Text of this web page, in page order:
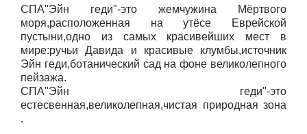
СПА"Эйн геди"-это жемчужина Мёртвого
моря,расположенная на утёсе Еврейской
пустыни,одно из самых красивейших мест в
мире:ручьи Давида и красивые клумбы,источник
Эйн геди,ботанический сад на фоне великолепного
пейзажа.
СПА"Эйн геди"-это
естесвенная,великолепная,чистая природная зона
.